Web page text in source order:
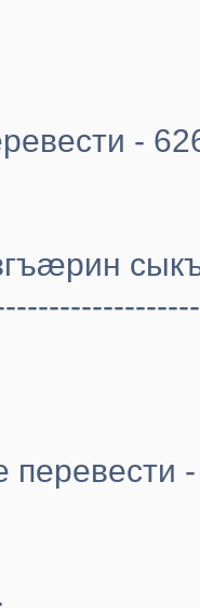
-
перевести